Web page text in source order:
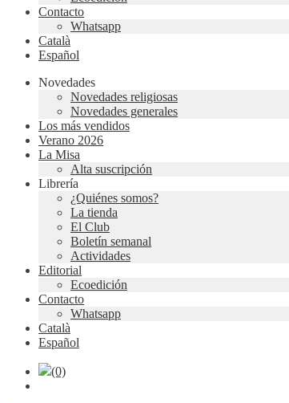
Contacto
Whatsapp
Català
Español
Novedades
Novedades religiosas
Novedades generales
Los más vendidos
Verano 2026
La Misa
Alta suscripción
Librería
¿Quiénes somos?
La tienda
El Club
Boletín semanal
Actividades
Editorial
Ecoedición
Contacto
Whatsapp
Català
Español
(0)